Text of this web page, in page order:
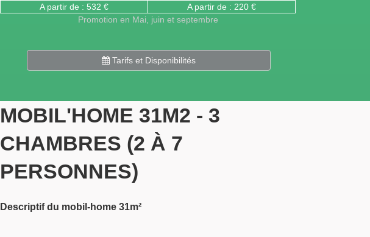
A partir de : 532 €
A partir de : 220 €
Promotion en Mai, juin et septembre
Tarifs et Disponibilités
MOBIL'HOME 31M2 - 3
CHAMBRES (2 À 7
PERSONNES)
Descriptif du mobil-home 31m²